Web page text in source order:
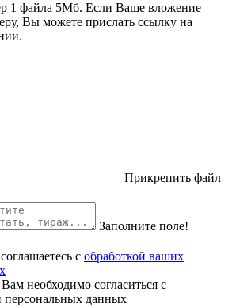
1 файла 5Мб. Если Ваше вложение
Вы можете прислать ссылку на
Прикрепить файл
Заполните поле!
с обработкой ваших
необходимо согласиться с
персональных данных